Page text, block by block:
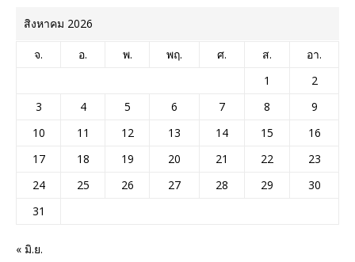
สิงหาคม 2026
จ. อ. พ. พฤ. ศ. ส.
อา.
1
2
3
4 5 6 7 8
9
10
11 12 13 14 15
16
17
18 19 20 21 22
23
24
25 26 27 28 29
30
31
« มิ.ย.